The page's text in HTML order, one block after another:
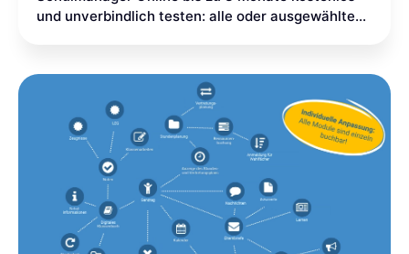
und unverbindlich testen: alle oder ausgewählte